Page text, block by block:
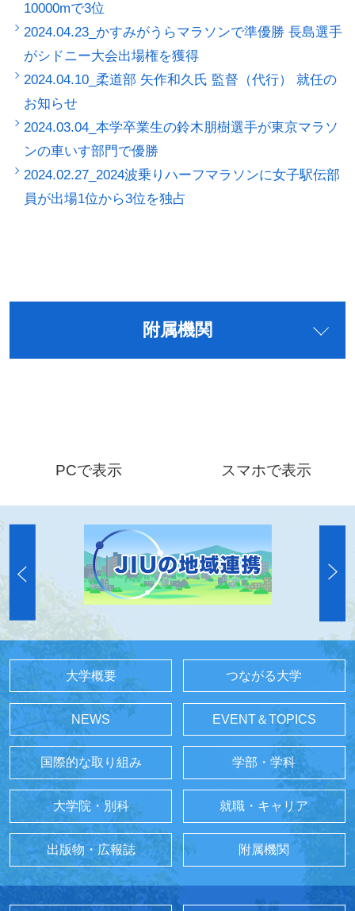
10000mで3位
2024.04.23_かすみがうらマラソンで準優勝 長島選手
がシドニー大会出場権を獲得
2024.04.10_柔道部 矢作和久氏 監督（代行） 就任の
お知らせ
2024.03.04_本学卒業生の鈴木朋樹選手が東京マラソ
ンの車いす部門で優勝
2024.02.27_2024波乗りハーフマラソンに女子駅伝部
員が出場1位から3位を独占
附属機関
PCで表示 スマホで表示
大学概要 つながる大学
NEWS EVENT＆TOPICS
国際的な取り組み 学部・学科
大学院・別科 就職・キャリア
出版物・広報誌 附属機関